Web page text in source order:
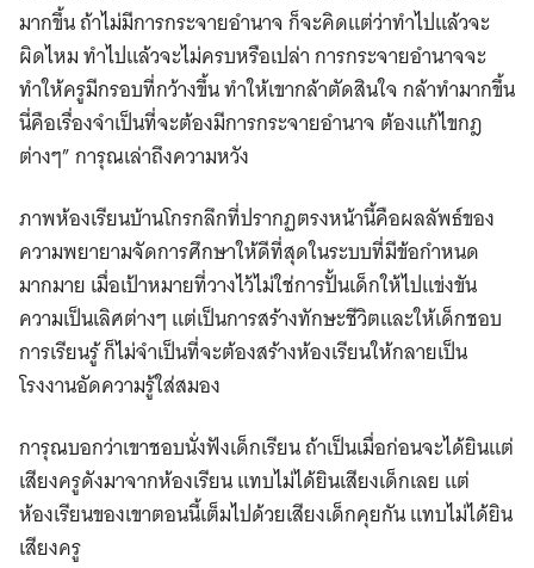
มากขึ้น ถ้าไม่มีการกระจายอำนาจ ก็จะคิดแต่ว่าทำไปแล้วจะ
ผิดไหม ทำไปแล้วจะไม่ครบหรือเปล่า การกระจายอำนาจจะ
ทำให้ครูมีกรอบที่กว้างขึ้น ทำให้เขากล้าตัดสินใจ กล้าทำมากขึ้น
นี่คือเรื่องจำเป็นที่จะต้องมีการกระจายอำนาจ ต้องแก้ไขกฎ
ต่างๆ” การุณเล่าถึงความหวัง
ภาพห้องเรียนบ้านโกรกลึกที่ปรากฏตรงหน้านี้คือผลลัพธ์ของ
ความพยายามจัดการศึกษาให้ดีที่สุดในระบบที่มีข้อกำหนด
มากมาย เมื่อเป้าหมายที่วางไว้ไม่ใช่การปั้นเด็กให้ไปแข่งขัน
ความเป็นเลิศต่างๆ แต่เป็นการสร้างทักษะชีวิตและให้เด็กชอบ
การเรียนรู้ ก็ไม่จำเป็นที่จะต้องสร้างห้องเรียนให้กลายเป็น
โรงงานอัดความรู้ใส่สมอง
การุณบอกว่าเขาชอบนั่งฟังเด็กเรียน ถ้าเป็นเมื่อก่อนจะได้ยินแต่
เสียงครูดังมาจากห้องเรียน แทบไม่ได้ยินเสียงเด็กเลย แต่
ห้องเรียนของเขาตอนนี้เต็มไปด้วยเสียงเด็กคุยกัน แทบไม่ได้ยิน
เสียงครู